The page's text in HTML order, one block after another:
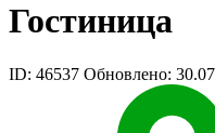
Гостиница
ID: 46537 Обновлено: